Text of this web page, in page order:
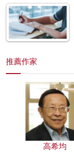
推薦作家
高希均